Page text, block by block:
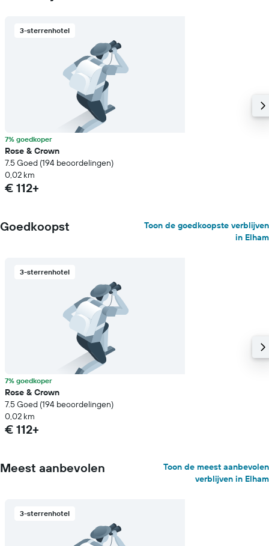
3-sterrenhotel
7% goedkoper
Rose & Crown
7.5 Goed (194 beoordelingen)
0,02 km
€ 112+
Goedkoopst
Toon de goedkoopste verblijven
in Elham
3-sterrenhotel
7% goedkoper
Rose & Crown
7.5 Goed (194 beoordelingen)
0,02 km
€ 112+
Meest aanbevolen
Toon de meest aanbevolen
verblijven in Elham
3-sterrenhotel